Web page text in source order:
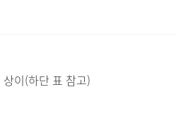
이(하단 표 참고)